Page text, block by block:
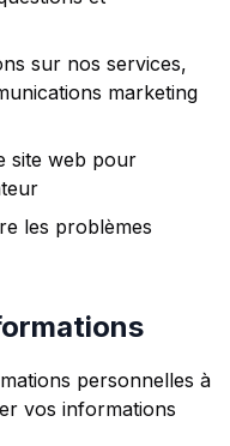
sur nos services,
marketing
site web pour
les problèmes
personnelles à
vos informations